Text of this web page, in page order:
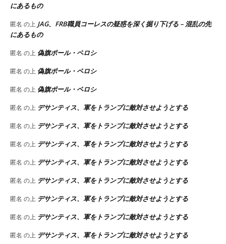
にあるもの
匿名 の上 JAG、FRB職員コーレスの疑惑を深く掘り下げる – 混乱の先
にあるもの
匿名 の上 偽旗ポール・ペロシ
匿名 の上 偽旗ポール・ペロシ
匿名 の上 偽旗ポール・ペロシ
匿名 の上 デサンティス、軍をトランプに敵対させようとする
匿名 の上 デサンティス、軍をトランプに敵対させようとする
匿名 の上 デサンティス、軍をトランプに敵対させようとする
匿名 の上 デサンティス、軍をトランプに敵対させようとする
匿名 の上 デサンティス、軍をトランプに敵対させようとする
匿名 の上 デサンティス、軍をトランプに敵対させようとする
匿名 の上 デサンティス、軍をトランプに敵対させようとする
匿名 の上 デサンティス、軍をトランプに敵対させようとする